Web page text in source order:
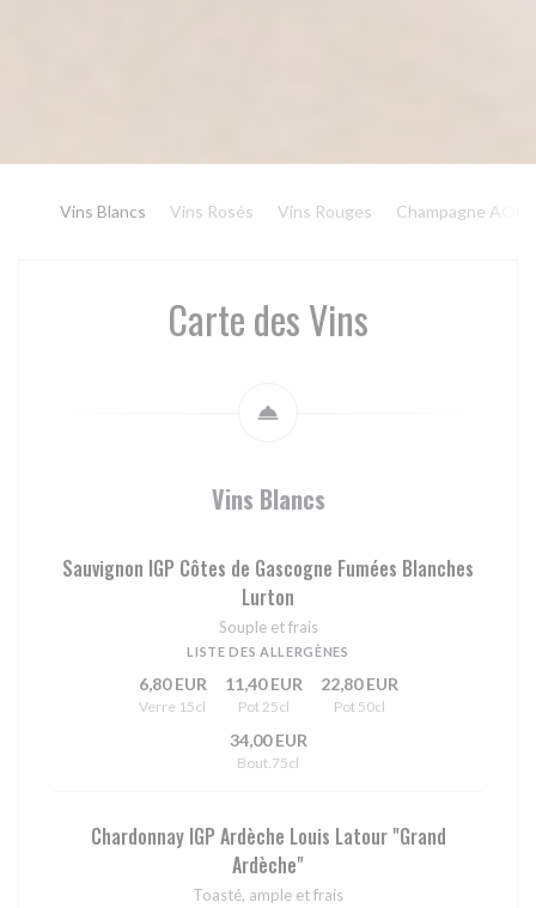
Vins Blancs Vins Rosés Vins Rouges Champagne AOC
Carte des Vins
Vins Blancs
Sauvignon IGP Côtes de Gascogne Fumées Blanches
Lurton
Souple et frais
LISTE DES ALLERGÈNES
6,80 EUR
Verre 15cl
11,40 EUR
Pot 25cl
22,80 EUR
Pot 50cl
34,00 EUR
Bout.75cl
Chardonnay IGP Ardèche Louis Latour "Grand
Ardèche"
Toasté, ample et frais